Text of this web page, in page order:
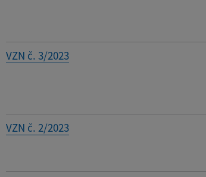
VZN č. 3/2023
VZN č. 2/2023